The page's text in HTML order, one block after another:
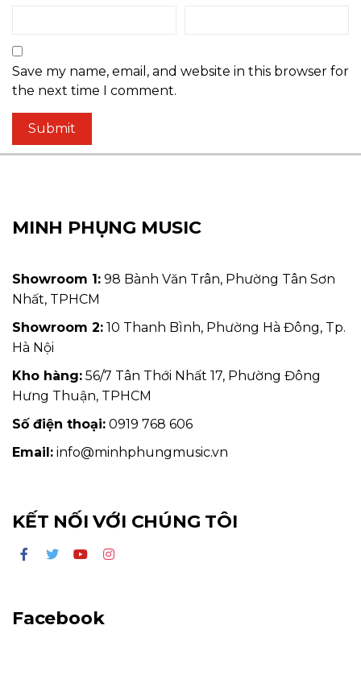
Save my name, email, and website in this browser for
the next time I comment.
MINH PHỤNG MUSIC
Showroom 1: 98 Bành Văn Trân, Phường Tân Sơn
Nhất, TPHCM
Showroom 2: 10 Thanh Bình, Phường Hà Đông, Tp.
Hà Nội
Kho hàng: 56/7 Tân Thới Nhất 17, Phường Đông
Hưng Thuận, TPHCM
Số điện thoại: 0919 768 606
Email: info@minhphungmusic.vn
KẾT NỐI VỚI CHÚNG TÔI
Facebook